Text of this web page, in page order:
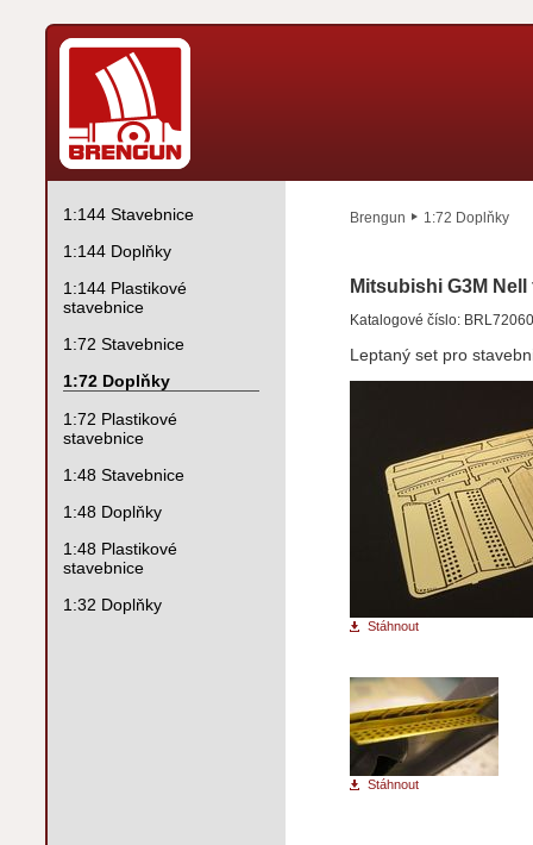
Brengun 1:72 Doplňky
Mitsubishi G3M
Katalogové číslo: BRL72060
Leptaný set pro
Stáhnout
Stáhnout
1:144 Stavebnice
1:144 Doplňky
1:144 Plastikové
stavebnice
1:72 Stavebnice
1:72 Doplňky
1:72 Plastikové
stavebnice
1:48 Stavebnice
1:48 Doplňky
1:48 Plastikové
stavebnice
1:32 Doplňky